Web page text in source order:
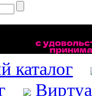
каталог